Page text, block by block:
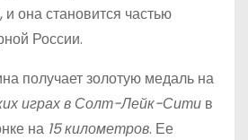
она становится частью
России.
получает золотую медаль на
играх в Солт-Лейк-Сити в
на 15 километров. Ее